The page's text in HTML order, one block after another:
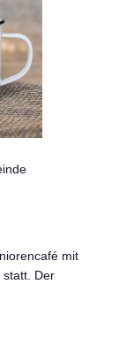
mit
statt. Der